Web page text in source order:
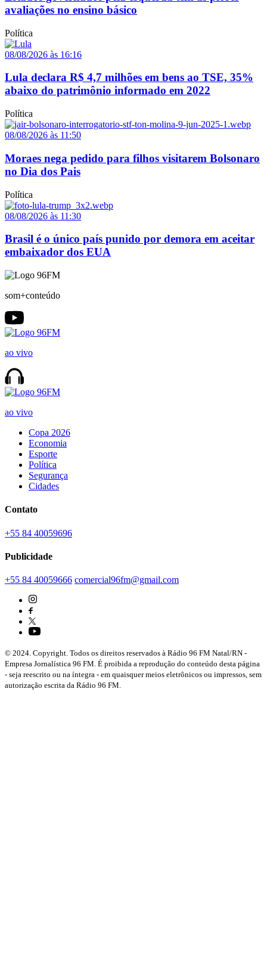
avaliações no ensino básico
Política
08/08/2026 às 16:16
Lula declara R$ 4,7 milhões em bens ao TSE, 35%
abaixo do patrimônio informado em 2022
Política
08/08/2026 às 11:50
Moraes nega pedido para filhos visitarem Bolsonaro
no Dia dos Pais
Política
08/08/2026 às 11:30
Brasil é o único país punido por demora em aceitar
embaixador dos EUA
som+conteúdo
ao vivo
ao vivo
Copa 2026
Economia
Esporte
Política
Segurança
Cidades
Contato
+55 84 40059696
Publicidade
+55 84 40059666 comercial96fm@gmail.com
© 2024. Copyright. Todos os direitos reservados à Rádio 96 FM Natal/RN -
Empresa Jornalística 96 FM. É proibida a reprodução do conteúdo desta página
- seja reescrito ou na íntegra - em quaisquer meios eletrônicos ou impressos, sem
autorização escrita da Rádio 96 FM.